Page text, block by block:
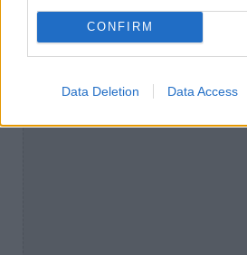
CONFIRM
Data Deletion Data Access